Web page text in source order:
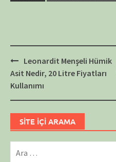
Post
navigation
Leonardit Menşeli Hümik
Asit Nedir, 20 Litre Fiyatları
Kullanımı
SİTE İÇİ ARAMA